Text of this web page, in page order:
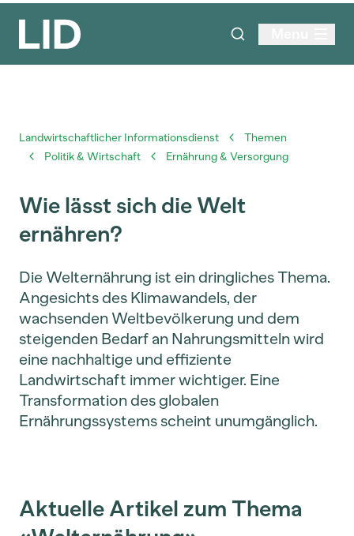
Landwirtschaftlicher Informationsdienst
Themen
Politik & Wirtschaft
Ernährung & Versorgung
Wie lässt sich die Welt
ernähren?
Die Welternährung ist ein dringliches Thema.
Angesichts des Klimawandels, der
wachsenden Weltbevölkerung und dem
steigenden Bedarf an Nahrungsmitteln wird
eine nachhaltige und effiziente
Landwirtschaft immer wichtiger. Eine
Transformation des globalen
Ernährungssystems scheint unumgänglich.
Aktuelle Artikel zum Thema